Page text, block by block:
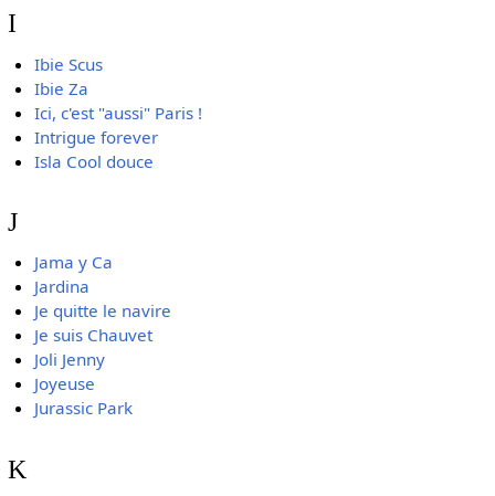
I
Ibie Scus
Ibie Za
Ici, c'est "aussi" Paris !
Intrigue forever
Isla Cool douce
J
Jama y Ca
Jardina
Je quitte le navire
Je suis Chauvet
Joli Jenny
Joyeuse
Jurassic Park
K